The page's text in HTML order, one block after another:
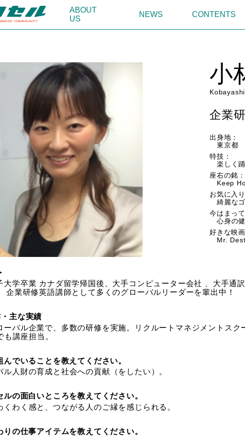
ABOUT
US
NEWS CONTENTS
小
企業
出身地：
東京都
特技：
楽しく
座右の銘：
Keep
お気に入
綺麗な
今はまっ
心身の
好きな映画
Mr.
大学卒業 カナダ留学帰国後、大手コンピューター会社 、大手通
企業研修英語講師として多くのグローバルリーダーを輩出中！
主な実績
ーバル企業で、多数の研修を実施。リクルートマネジメントスク
も講座担当。
んでいることを教えてください。
ル人財の育成と社会への貢献（をしたい）。
ルの面白いところを教えてください。
くわく感と、つながる人のご縁を感じられる。
りの仕事アイテムを教えてください。